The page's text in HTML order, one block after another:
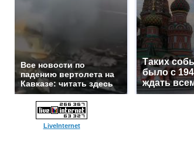
Все новости по
падению вертолета на
Кавказе: читать здесь
Таких
было с
ждать
LiveInternet